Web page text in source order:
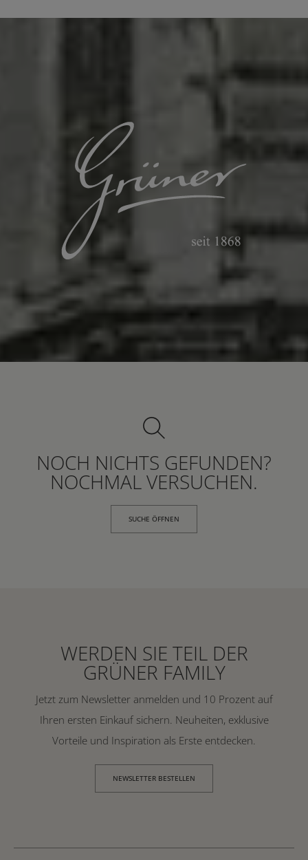
NOCH NICHTS GEFUNDEN?
NOCHMAL VERSUCHEN.
SUCHE ÖFFNEN
WERDEN SIE TEIL DER
GRÜNER FAMILY
Jetzt zum Newsletter anmelden und 10 Prozent auf
Ihren ersten Einkauf sichern. Neuheiten, exklusive
Vorteile und Inspiration als Erste entdecken.
NEWSLETTER BESTELLEN